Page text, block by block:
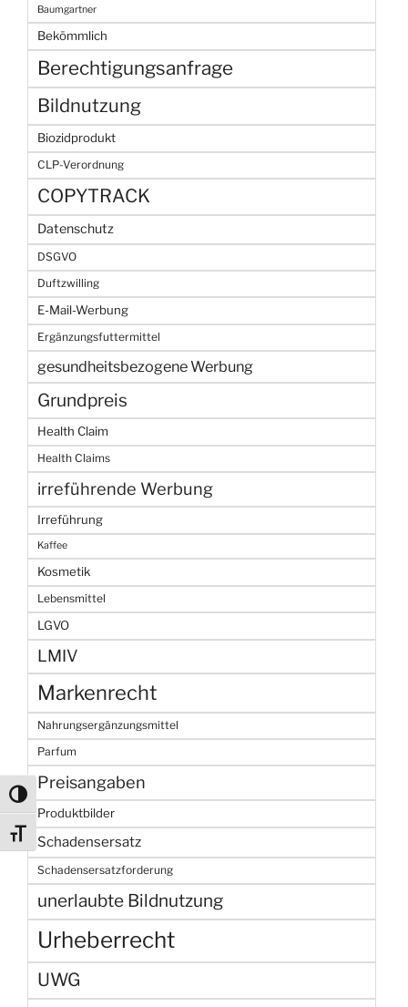
Umschalten auf hohe Kontraste
Schrift vergrößern
Baumgartner
Bekömmlich
Berechtigungsanfrage
Bildnutzung
Biozidprodukt
CLP-Verordnung
COPYTRACK
Datenschutz
DSGVO
Duftzwilling
E-Mail-Werbung
Ergänzungsfuttermittel
gesundheitsbezogene Werbung
Grundpreis
Health Claim
Health Claims
irreführende Werbung
Irreführung
Kaffee
Kosmetik
Lebensmittel
LGVO
LMIV
Markenrecht
Nahrungsergänzungsmittel
Parfum
Preisangaben
Produktbilder
Schadensersatz
Schadensersatzforderung
unerlaubte Bildnutzung
Urheberrecht
UWG